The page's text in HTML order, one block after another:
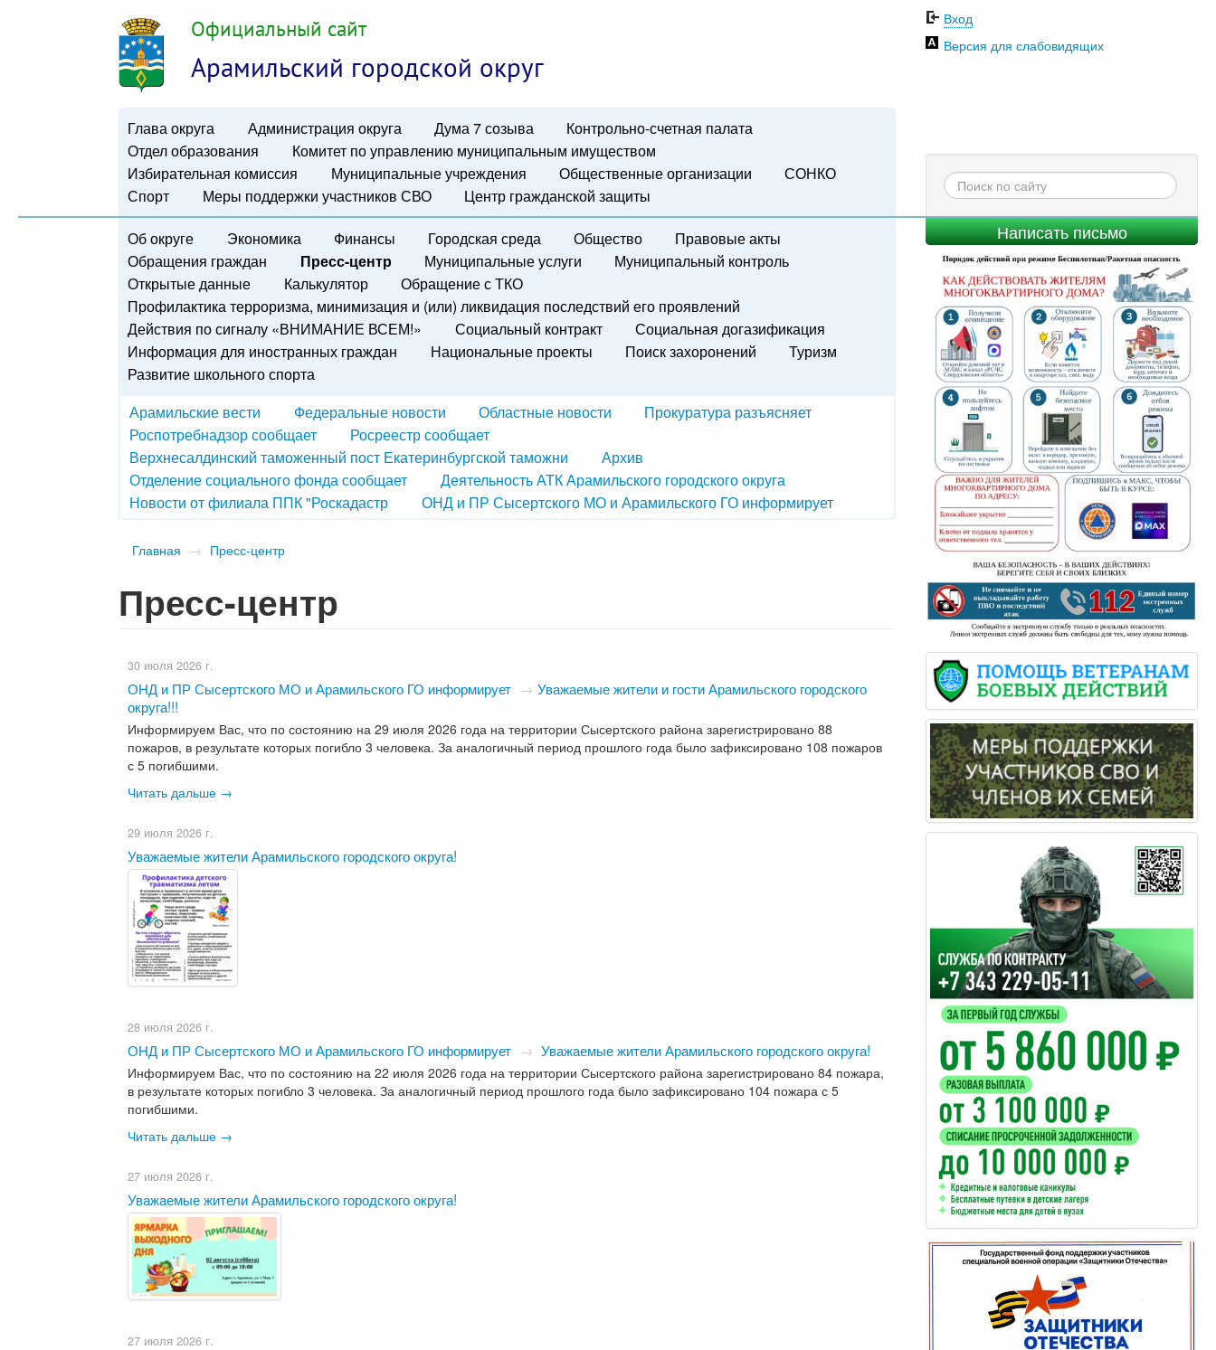
Официальный сайт
Арамильский городской округ
Глава округа Администрация округа Дума 7 созыва
Контрольно-счетная палата
Отдел образования
Комитет по управлению муниципальным имуществом
Избирательная комиссия
Муниципальные учреждения Общественные организации
СОНКО
Спорт
Меры поддержки участников СВО Центр гражданской защиты
Вход
Версия для слабовидящих
Написать письмо
Об округе Экономика Финансы Городская среда Общество
Правовые акты
Обращения граждан
Пресс-центр Муниципальные услуги
Муниципальный контроль
Открытые данные
Калькулятор
Обращение с ТКО
Профилактика терроризма, минимизация и (или) ликвидация последствий его проявлений
Действия по сигналу «ВНИМАНИЕ ВСЕМ!»
Социальный контракт
Социальная догазификация
Информация для иностранных граждан
Национальные проекты Поиск захоронений
Туризм
Развитие школьного спорта
Арамильские вести
Федеральные новости Областные новости
Прокуратура разъясняет
Роспотребнадзор сообщает
Росреестр сообщает
Верхнесалдинский таможенный пост Екатеринбургской таможни
Архив
Отделение социального фонда сообщает
Деятельность АТК Арамильского городского округа
Новости от филиала ППК "Роскадастр
ОНД и ПР Сысертского МО и Арамильского ГО информирует
Главная → Пресс-центр
Пресс-центр
30 июля 2026 г.
ОНД и ПР Сысертского МО и Арамильского ГО информирует → ​Уважаемые жители и гости Арамильского городского
округа!!!
Информируем Вас, что по состоянию на 29 июля 2026 года на территории Сысертского района зарегистрировано 88
пожаров, в результате которых погибло 3 человека. За аналогичный период прошлого года было зафиксировано 108 пожаров
с 5 погибшими.
Читать дальше →
29 июля 2026 г.
Уважаемые жители Арамильского городского округа!
28 июля 2026 г.
ОНД и ПР Сысертского МО и Арамильского ГО информирует → Уважаемые жители Арамильского городского округа!
Информируем Вас, что по состоянию на 22 июля 2026 года на территории Сысертского района зарегистрировано 84 пожара,
в результате которых погибло 3 человека. За аналогичный период прошлого года было зафиксировано 104 пожара с 5
погибшими.
Читать дальше →
27 июля 2026 г.
Уважаемые жители Арамильского городского округа!
27 июля 2026 г.